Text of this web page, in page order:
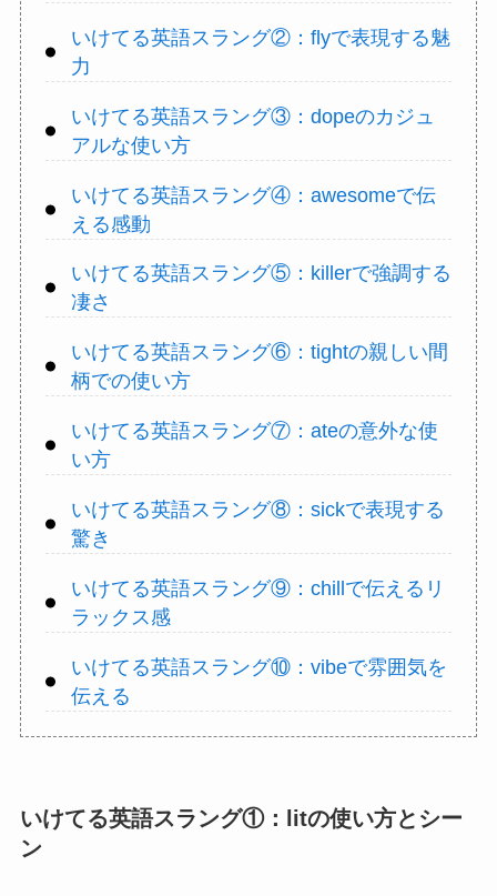
いけてる英語スラング②：flyで表現する魅
力
いけてる英語スラング③：dopeのカジュ
アルな使い方
いけてる英語スラング④：awesomeで伝
える感動
いけてる英語スラング⑤：killerで強調する
凄さ
いけてる英語スラング⑥：tightの親しい間
柄での使い方
いけてる英語スラング⑦：ateの意外な使
い方
いけてる英語スラング⑧：sickで表現する
驚き
いけてる英語スラング⑨：chillで伝えるリ
ラックス感
いけてる英語スラング⑩：vibeで雰囲気を
伝える
いけてる英語スラング①：litの使い方とシー
ン